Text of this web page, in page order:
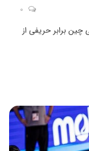
0
چین برابر حریفی از